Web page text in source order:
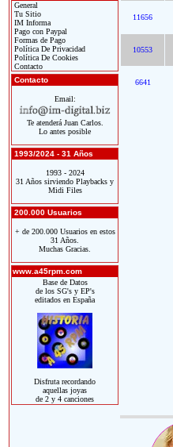
General
Tu Sitio
IM Informa
Pago con Paypal
Formas de Pago
Política De Privacidad
Política De Cookies
Contacto
Contacto
Email:
Te atenderá Juan Carlos.
Lo antes posible
1993/2024 - 31 Años
1993 - 2024
31 Años sirviendo Playbacks y
Midi Files
200.000 Usuarios
+ de 200.000 Usuarios en estos
31 Años.
Muchas Gracias.
www.a45rpm.com
Base de Datos
de los SG's y EP's
editados en España
Disfruta recordando
aquellas joyas
de 2 y 4 canciones
11656
10553
6641